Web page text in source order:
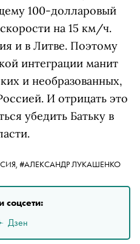
100-долларовый
на 15 км/ч.
и в Литве. Поэтому
интеграции манит
и необразованных,
И отрицать это
убедить Батьку в
#АЛЕКСАНДР ЛУКАШЕНКО
соцсети:
Дзен